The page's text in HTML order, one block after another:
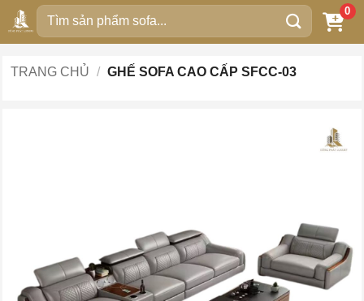
qua
dung
Tìm
kiếm:
0
TRANG CHỦ / GHẾ SOFA CAO CẤP SFCC-03